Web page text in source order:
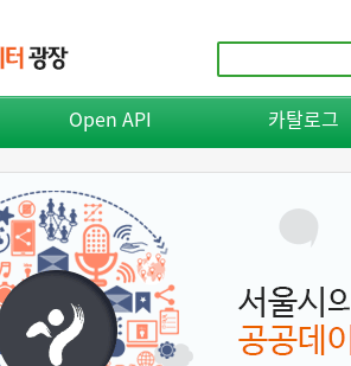
Open API 카탈로그